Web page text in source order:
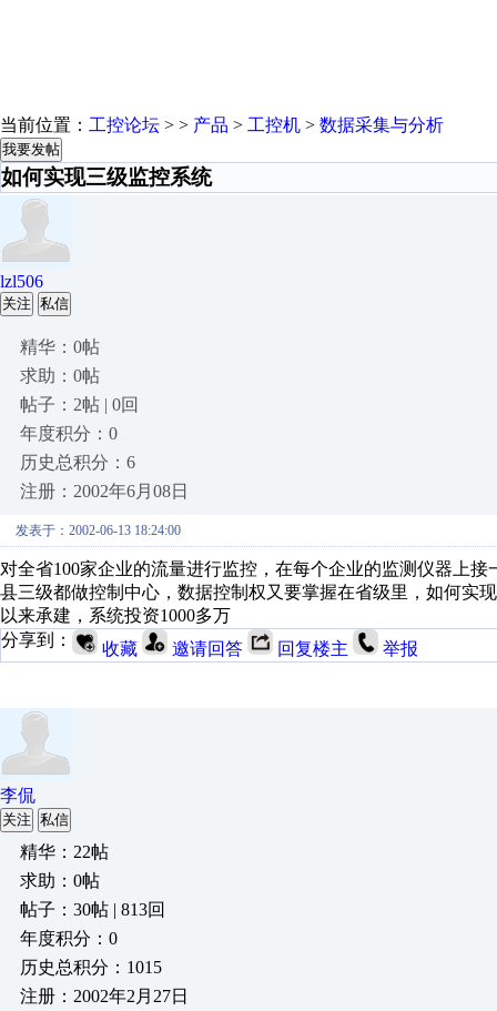
当前位置： 工控论坛 > > 产品 > 工控机 > 数据采集与分析
我要发帖
如何实现三级监控系统
lzl506
关注 私信
精华：0帖
求助：0帖
帖子：2帖 | 0回
年度积分：0
历史总积分：6
注册：2002年6月08日
发表于：2002-06-13 18:24:00
对全省100家企业的流量进行监控，在每个企业的监测仪器上
县三级都做控制中心，数据控制权又要掌握在省级里，如何实
以来承建，系统投资1000多万
分享到：
收藏 邀请回答 回复楼主 举报
李侃
关注 私信
精华：22帖
求助：0帖
帖子：30帖 | 813回
年度积分：0
历史总积分：1015
注册：2002年2月27日